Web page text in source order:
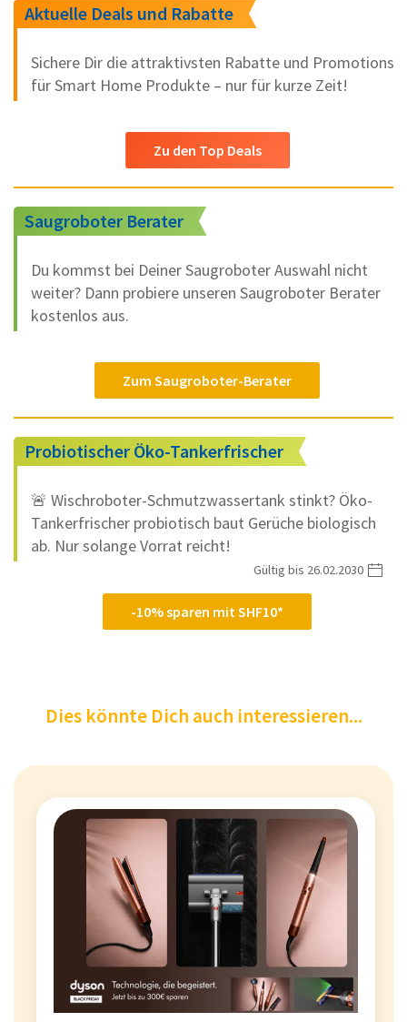
Aktuelle Deals und Rabatte
Sichere Dir die attraktivsten Rabatte und Promotions
für Smart Home Produkte – nur für kurze Zeit!
Zu den Top Deals
Saugroboter Berater
Du kommst bei Deiner Saugroboter Auswahl nicht
weiter? Dann probiere unseren Saugroboter Berater
kostenlos aus.
Zum Saugroboter-Berater
Probiotischer Öko-Tankerfrischer
🚨 Wischroboter-Schmutzwassertank stinkt? Öko-
Tankerfrischer probiotisch baut Gerüche biologisch
ab. Nur solange Vorrat reicht!
-10% sparen mit SHF10*
Gültig bis 26.02.2030
Dies könnte Dich auch interessieren...